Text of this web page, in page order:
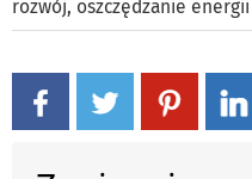
rozwój, oszczędzanie energii